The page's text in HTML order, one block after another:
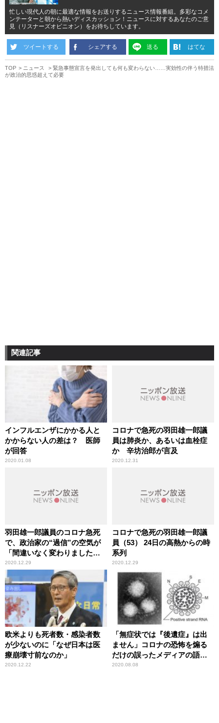
忙しい現代人の朝に最適な情報をお送りするニュース情報番組。多彩なコメ
ンテーターと朝から熱いディスカッション！ニュースに対するあなたのご意
見（リスナーズオピニオン）をお待ちしています。
ツイートする シェアする 送る はてな
TOP ニュース
緊急事態宣言を発出しても何も変わらない……実効性の伴う特措法
が政治的思惑超えて必要
関連記事
インフルエンザにかかる人と
かからない人の差は？ 医師
が回答
2020.01.08
コロナで急死の羽田雄一郎議
員は肺炎か、あるいは血栓症
か 辛坊治郎が言及
2020.12.31
羽田雄一郎議員のコロナ急死
で、政治家の“過信”の空気が
「間違いなく変わりました」
……週刊文春記者が分析
2020.12.29
コロナで急死の羽田雄一郎議
員（53） 24日の高熱からの時
系列
2020.12.29
欧米よりも死者数・感染者数
が少ないのに「なぜ日本は医
療崩壊寸前なのか」
2020.12.22
「無症状では『後遺症』は出
ません」コロナの恐怖を煽る
だけの誤ったメディアの語法
に辛坊治郎が異議
2020.08.08